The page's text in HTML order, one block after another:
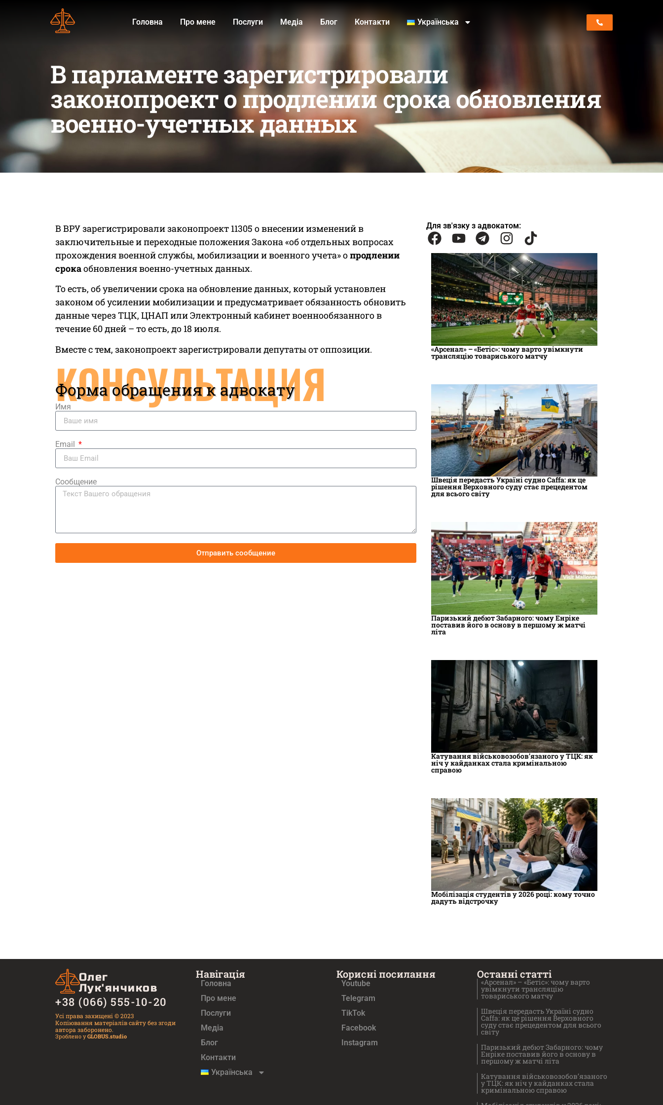
Головна Про мене Послуги Медiа Блог Контакти Українська
В парламенте зарегистрировали
законопроект о продлении срока обновления
военно-учетных данных
В ВРУ зарегистрировали законопроект 11305 о внесении изменений в
заключительные и переходные положения Закона «об отдельных вопросах
прохождения военной службы, мобилизации и военного учета» опродлении
срокаобновления военно-учетных данных.
То есть, об увеличении срока на обновление данных, который установлен
законом об усилении мобилизации и предусматривает обязанность обновить
данные через ТЦК, ЦНАП или Электронный кабинет военнообязанного в
течение 60 дней – то есть, до 18 июля.
Вместе с тем, законопроект зарегистрировали депутаты от оппозиции.
КОНСУЛЬТАЦИЯ
Форма обращения к адвокату
Имя
Email
Сообщение
Отправить сообщение
Для зв'язку з адвокатом:
«Арсенал» – «Бетіс»: чому варто увімкнути
трансляцію товариського матчу
Швеція передасть Україні судно Caffa: як це
рішення Верховного суду стає прецедентом
для всього світу
Паризький дебют Забарного: чому Енріке
поставив його в основу в першому ж матчі
літа
Катування військовозобов’язаного у ТЦК: як
ніч у кайданках стала кримінальною
справою
Мобілізація студентів у 2026 році: кому точно
дадуть відстрочку
Олег
Лук'янчиков
+38 (066) 555-10-20
Усі права захищені © 2023
Копіювання матеріалів сайту без згоди
автора заборонено.
Зроблено уGLOBUS.studio
Навігація
Головна
Про мене
Послуги
Медiа
Блог
Контакти
Українська
Корисні посилання
Youtube
Telegram
TikTok
Facebook
Instagram
Останні статті
«Арсенал» – «Бетіс»: чому варто
увімкнути трансляцію
товариського матчу
Швеція передасть Україні судно
Caffa: як це рішення Верховного
суду стає прецедентом для всього
світу
Паризький дебют Забарного: чому
Енріке поставив його в основу в
першому ж матчі літа
Катування військовозобов’язаного
у ТЦК: як ніч у кайданках стала
кримінальною справою